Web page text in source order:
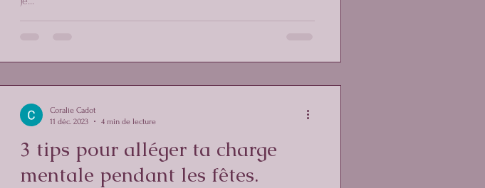
3 tips pour alléger ta charge
mentale pendant les fêtes.
Coralie Cadot
11 déc. 2023
4 min de lecture